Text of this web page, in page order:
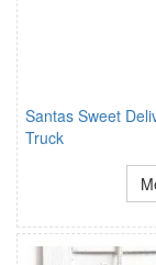
Santas Sweet
Truck